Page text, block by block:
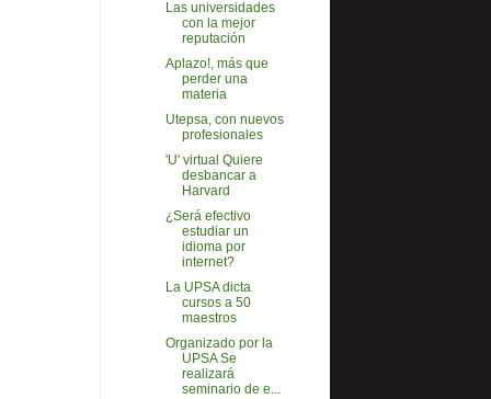
Las universidades
con la mejor
reputación
Aplazo!, más que
perder una
materia
Utepsa, con nuevos
profesionales
'U' virtual Quiere
desbancar a
Harvard
¿Será efectivo
estudiar un
idioma por
internet?
La UPSA dicta
cursos a 50
maestros
Organizado por la
UPSA Se
realizará
seminario de e...